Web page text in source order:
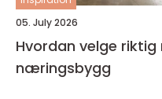
05. July 2026
Hvordan velge
næringsbygg